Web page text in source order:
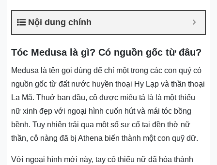
Nội dung chính
Tóc Medusa là gì? Có nguồn gốc từ đâu?
Medusa là tên gọi dùng để chỉ một trong các con quỷ có
nguồn gốc từ đất nước huyền thoại Hy Lạp và thần thoại
La Mã. Thuở ban đầu, cô được miêu tả là là một thiếu
nữ xinh đẹp với ngoại hình cuốn hút và mái tóc bồng
bềnh. Tuy nhiên trải qua một số sự cố tại đền thờ nữ
thần, cô nàng đã bị Athena biến thành một con quỹ dữ.
Với ngoại hình mới này, tay cô thiếu nữ đã hóa thành